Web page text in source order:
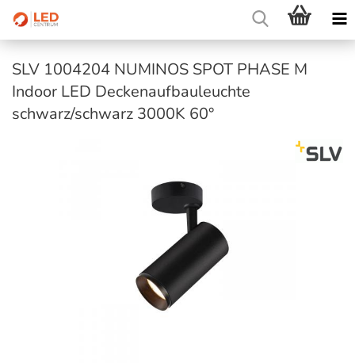
SLV 1004204 NUMINOS SPOT PHASE M
Indoor LED Deckenaufbauleuchte
schwarz/schwarz 3000K 60°